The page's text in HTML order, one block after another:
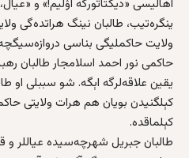
اهالیسی «دیکتاتورگه اۉلیم!» و
ینگره‌تیب، طالبان نینگ هراتده‌گی
ولایت حاکملیگی بناسی دروازه‌سیگچه
حاکمی نور احمد اسلامجار طالبان
یقین علاقه‌لرگه اېگه‌. شو سببلی او
کېلگنیدن بویان هم هرات ولایتی
کېلماقده.
طالبان جبریل شهرچه‌سیده عیاللر و